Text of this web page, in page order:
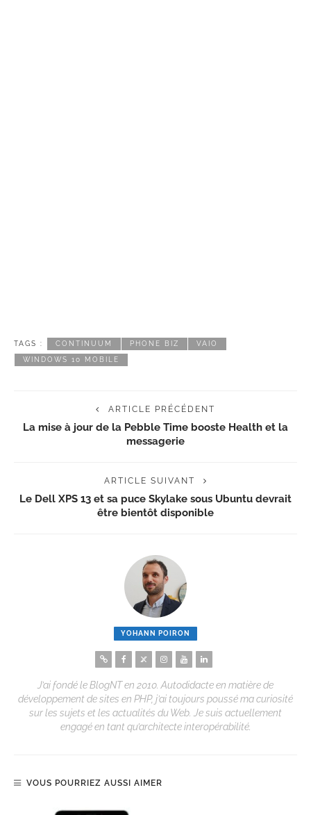
TAGS : CONTINUUM PHONE BIZ VAIO
WINDOWS 10 MOBILE
ARTICLE PRÉCÉDENT
La mise à jour de la Pebble Time booste Health et la
messagerie
ARTICLE SUIVANT
Le Dell XPS 13 et sa puce Skylake sous Ubuntu devrait
être bientôt disponible
YOHANN POIRON
J’ai fondé le BlogNT en 2010. Autodidacte en matière de
développement de sites en PHP, j’ai toujours poussé ma curiosité
sur les sujets et les actualités du Web. Je suis actuellement
engagé en tant qu’architecte interopérabilité.
VOUS POURRIEZ AUSSI AIMER